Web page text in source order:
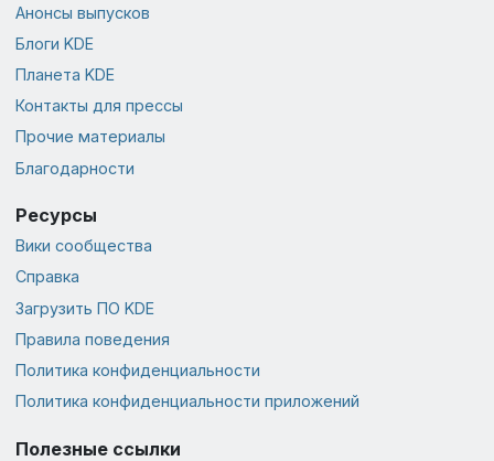
Анонсы выпусков
Блоги KDE
Планета KDE
Контакты для прессы
Прочие материалы
Благодарности
Ресурсы
Вики сообщества
Справка
Загрузить ПО KDE
Правила поведения
Политика конфиденциальности
Политика конфиденциальности приложений
Полезные ссылки